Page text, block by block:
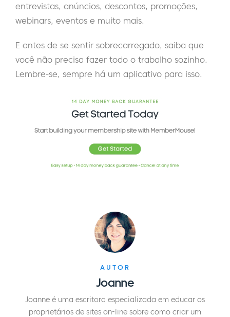
entrevistas, anúncios, descontos, promoções,
webinars, eventos e muito mais.
E antes de se sentir sobrecarregado, saiba que
você não precisa fazer todo o trabalho sozinho.
Lembre-se, sempre há um aplicativo para isso.
AUTOR
Joanne
Joanne é uma escritora especializada em educar os
proprietários de sites on-line sobre como criar um